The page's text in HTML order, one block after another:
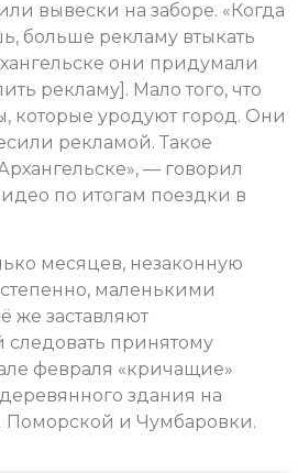
вывески на заборе. «Когда
больше рекламу втыкать
они придумали
рекламу]. Мало того, что
которые уродуют город. Они
рекламой. Такое
— говорил
по итогам поездки в
месяцев, незаконную
маленькими
же заставляют
принятому
февраля «кричащие»
здания на
Поморской и Чумбаровки.